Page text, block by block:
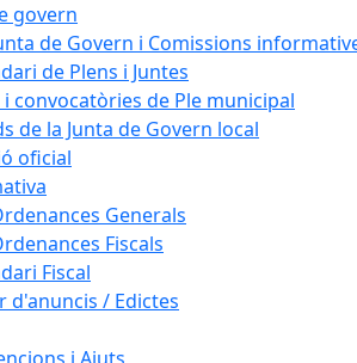
govern
de Govern i Comissions
de Plens i Juntes
i convocatòries de Ple municipal
de la Junta de Govern local
oficial
Generals
Fiscals
Fiscal
d'anuncis / Edictes